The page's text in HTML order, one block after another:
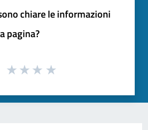
chiare le informazioni
pagina?